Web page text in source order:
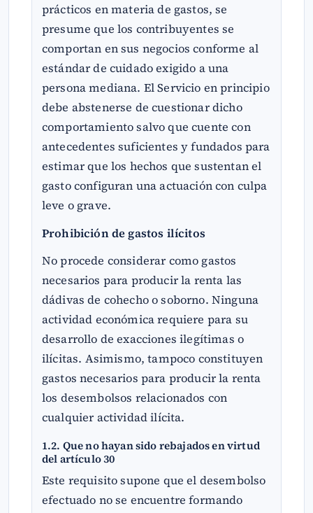
prácticos en materia de gastos, se
presume que los contribuyentes se
comportan en sus negocios conforme al
estándar de cuidado exigido a una
persona mediana. El Servicio en principio
debe abstenerse de cuestionar dicho
comportamiento salvo que cuente con
antecedentes suficientes y fundados para
estimar que los hechos que sustentan el
gasto configuran una actuación con culpa
leve o grave.
Prohibición de gastos ilícitos
No procede considerar como gastos
necesarios para producir la renta las
dádivas de cohecho o soborno. Ninguna
actividad económica requiere para su
desarrollo de exacciones ilegítimas o
ilícitas. Asimismo, tampoco constituyen
gastos necesarios para producir la renta
los desembolsos relacionados con
cualquier actividad ilícita.
1.2. Que no hayan sido rebajados en virtud
del artículo 30
Este requisito supone que el desembolso
efectuado no se encuentre formando